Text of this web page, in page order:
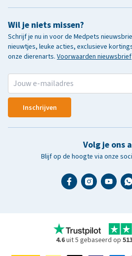
Wil je niets missen?
Schrijf je nu in voor de Medpets
nieuwtjes, leuke acties, exclusieve
onze dierenarts. Voorwaarden nieuwsbrief
Inschrijven
Volg je ons
Blijf op de hoogte via onze
4.6uit 5 gebaseerd op